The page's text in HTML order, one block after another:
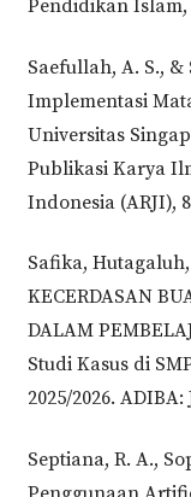
Pendidikan Islam,
Saefullah, A. S., &
Implementasi
Universitas
Publikasi Karya
Indonesia (ARJI),
Safika, Hutagaluh,
KECERDASAN
DALAM
Studi Kasus di
2025/2026. ADIBA:
Septiana, R. A.,